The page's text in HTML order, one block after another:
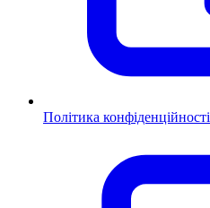
Політика конфіденційності